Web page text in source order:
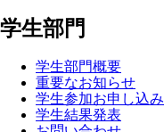
学生部門
学生部門概要
重要なお知らせ
学生参加お申し込み
学生結果発表